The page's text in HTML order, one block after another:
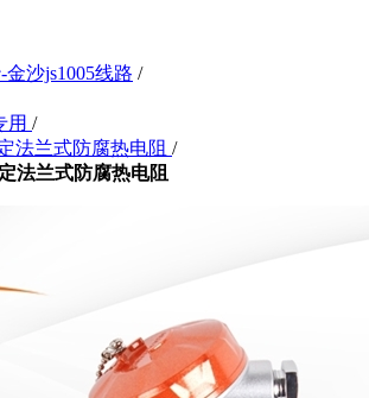
金沙js1005线路 /
用 /
法兰式防腐热电阻 /
法兰式防腐热电阻